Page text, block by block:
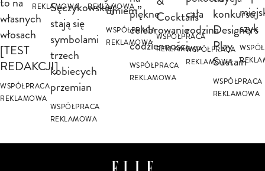
własnych
włosach
[TEST
REDAKCJI]
WSPÓŁPRACA
REKLAMOWA
REKLAMOWA
Sęczykowskiej
stają się
symbolami
trzech
kobiecych
przemian
WSPÓŁPRACA
REKLAMOWA
REKLAMOWA
umiem”
WSPÓŁPRACA
REKLAMOWA
piękne
celebrowanie
codzienności
WSPÓŁPRACA
REKLAMOWA
Cocktails
WSPÓŁPRACA
REKLAMOWA
cała
rodzina
WSPÓŁPRACA
REKLAMOWA
konkursu
Designers
Play
Sustain
WSPÓŁPRACA
REKLAMOWA
szyk